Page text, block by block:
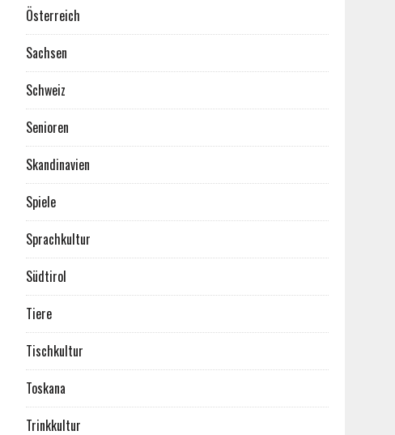
Österreich
Sachsen
Schweiz
Senioren
Skandinavien
Spiele
Sprachkultur
Südtirol
Tiere
Tischkultur
Toskana
Trinkkultur